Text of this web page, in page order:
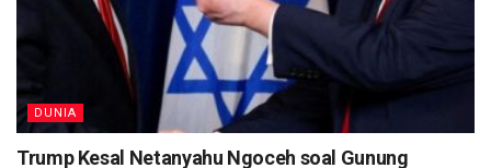
DUNIA
Trump Kesal Netanyahu Ngoceh soal Gunung